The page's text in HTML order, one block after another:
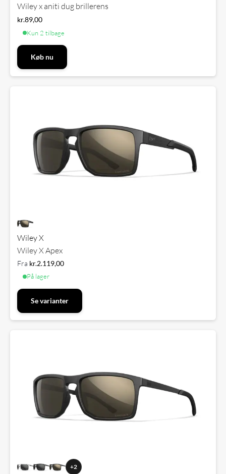
Wiley x aniti dug brillerens
kr.89,00
Kun 2 tilbage
Køb nu
Wiley X
Wiley X Apex
Fra kr.2.119,00
På lager
Se varianter
+2